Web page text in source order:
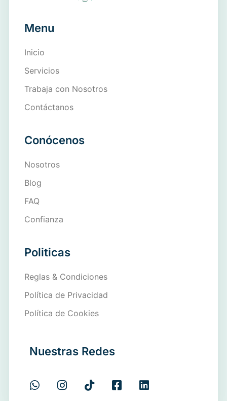
Menu
Inicio
Servicios
Trabaja con Nosotros
Contáctanos
Conócenos
Nosotros
Blog
FAQ
Confianza
Politicas
Reglas & Condiciones
Política de Privacidad
Política de Cookies
Nuestras Redes